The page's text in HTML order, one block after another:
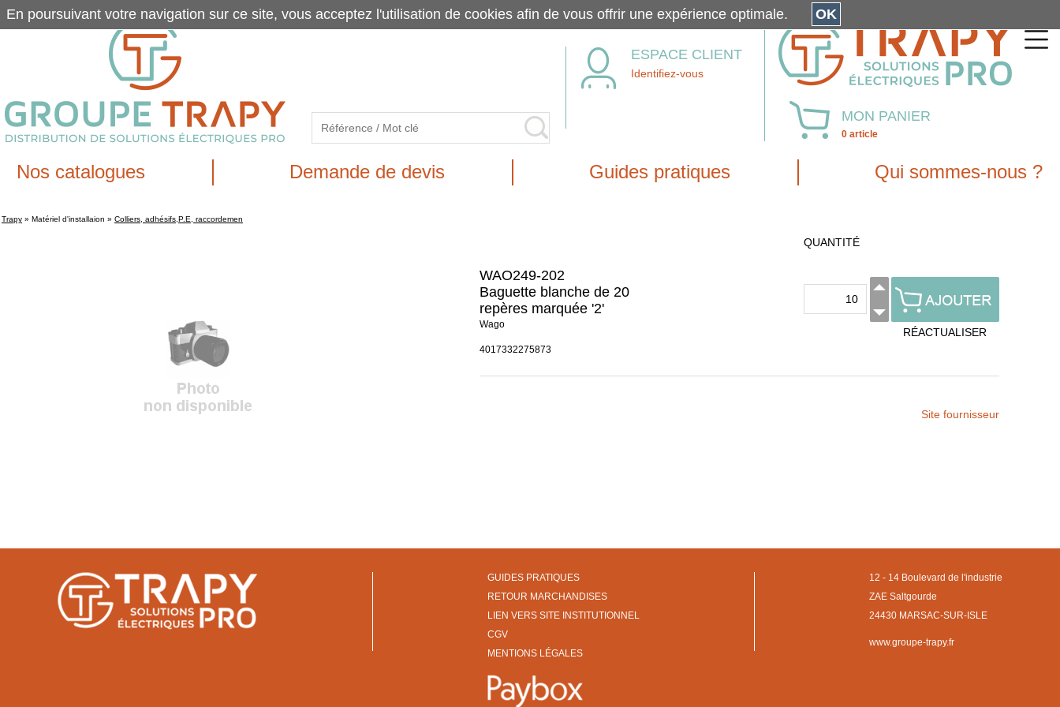
ESPACE CLIENT
Identifiez-vous
MON PANIER
0 article
Nos catalogues Demande de devis Guides pratiques Qui sommes-nous ?
Trapy » Matériel d'installaion » Colliers, adhésifs,P.E, raccordemen
WAO249-202
Baguette blanche de 20
repères marquée '2'
Wago
4017332275873
QUANTITÉ
RÉACTUALISER
Site fournisseur
GUIDES PRATIQUES
RETOUR MARCHANDISES
LIEN VERS SITE INSTITUTIONNEL
CGV
MENTIONS LÉGALES
12 - 14 Boulevard de l'industrie
ZAE Saltgourde
24430 MARSAC-SUR-ISLE
www.groupe-trapy.fr
En poursuivant votre navigation sur ce site, vous acceptez l'utilisation de cookies afin de vous offrir une expérience optimale. OK